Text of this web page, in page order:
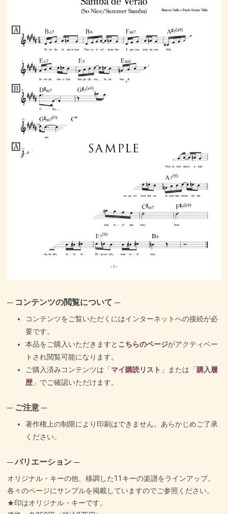
─ コンテンツの閲覧について ─
コンテンツをご覧いただくにはインターネットへの接続が必
要です。
本品をご購入いただきますと こちらのページがアクティベー
トされ閲覧可能になります。
ご購入済みコンテンツは「マイ購読リスト 」または「 購入履
歴 」でご確認いただけます。
─ ご注意 ─
著作権上の制限により印刷はできません。あらかじめご了承
ください。
─ バリエーション ─
オリジナル・キーの他、移調した11キーの楽譜をラインアップ。
各々のページにサンプルを掲載していますのでご参照ください。
★印はオリジナル・キーです。